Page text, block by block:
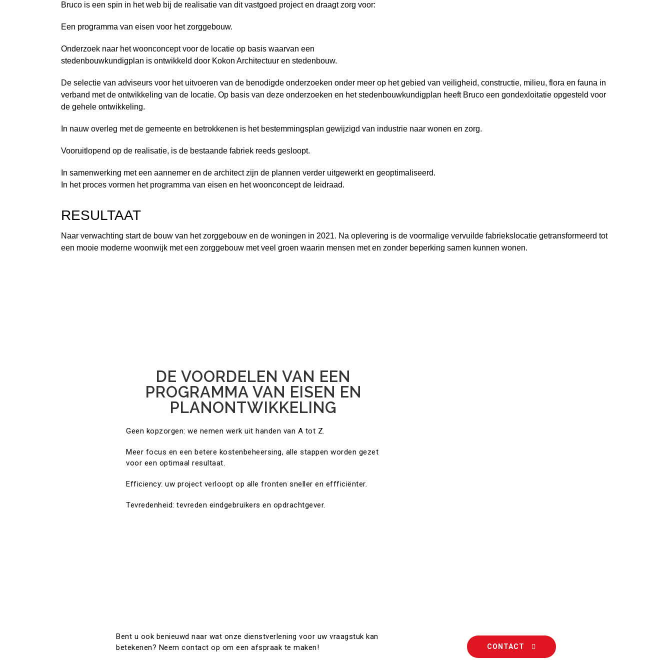
Bruco is een spin in het web bij de realisatie van dit vastgoed project en draagt zorg voor:
Een programma van eisen voor het zorggebouw.
Onderzoek naar het woonconcept voor de locatie op basis waarvan een
stedenbouwkundigplan is ontwikkeld door Kokon Architectuur en stedenbouw.
De selectie van adviseurs voor het uitvoeren van de benodigde onderzoeken onder meer op het gebied van veiligheid, constructie, milieu, flora en fauna in
verband met de ontwikkeling van de locatie. Op basis van deze onderzoeken en het stedenbouwkundigplan heeft Bruco een gondexloitatie opgesteld voor
de gehele ontwikkeling.
In nauw overleg met de gemeente en betrokkenen is het bestemmingsplan gewijzigd van industrie naar wonen en zorg.
Vooruitlopend op de realisatie, is de bestaande fabriek reeds gesloopt.
In samenwerking met een aannemer en de architect zijn de plannen verder uitgewerkt en geoptimaliseerd.
In het proces vormen het programma van eisen en het woonconcept de leidraad.
RESULTAAT
Naar verwachting start de bouw van het zorggebouw en de woningen in 2021. Na oplevering is de voormalige vervuilde fabriekslocatie getransformeerd tot
een mooie moderne woonwijk met een zorggebouw met veel groen waarin mensen met en zonder beperking samen kunnen wonen.
DE VOORDELEN VAN EEN
PROGRAMMA VAN EISEN EN
PLANONTWIKKELING
Geen kopzorgen: we nemen werk uit handen van A tot Z.
Meer focus en een betere kostenbeheersing, alle stappen worden gezet
voor een optimaal resultaat.
Efficiency: uw project verloopt op alle fronten sneller en effficiënter.
Tevredenheid: tevreden eindgebruikers en opdrachtgever.
Bent u ook benieuwd naar wat onze dienstverlening voor uw vraagstuk kan
betekenen? Neem contact op om een afspraak te maken!
CONTACT